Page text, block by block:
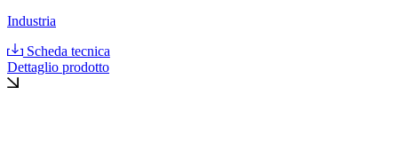
Industria
Scheda tecnica
Dettaglio prodotto